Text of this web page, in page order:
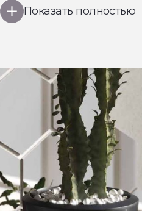
Показать полностью